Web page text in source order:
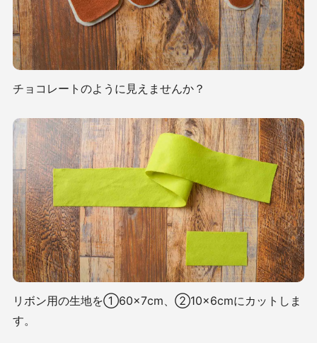
チョコレートのように見えませんか？
リボン用の生地を①60×7cm、②10×6cmにカットしま
す。